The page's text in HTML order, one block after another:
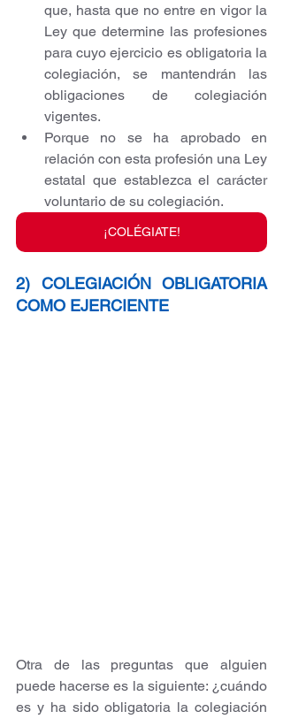
que, hasta que no entre en vigor la
Ley que determine las profesiones
para cuyo ejercicio es obligatoria la
colegiación, se mantendrán las
obligaciones de colegiación
vigentes.
Porque no se ha aprobado en
relación con esta profesión una Ley
estatal que establezca el carácter
voluntario de su colegiación.
¡COLÉGIATE!
2) COLEGIACIÓN OBLIGATORIA
COMO EJERCIENTE
Otra de las preguntas que alguien
puede hacerse es la siguiente: ¿cuándo
es y ha sido obligatoria la colegiación